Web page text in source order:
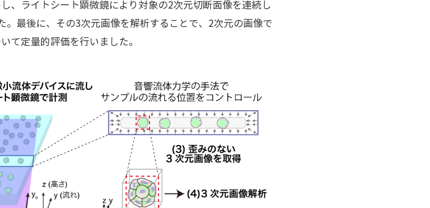
、ライトシート顕微鏡により対象の2次元切断面像を連続し
最後に、その3次元画像を解析することで、2次元の画像で
て定量的評価を行いました。